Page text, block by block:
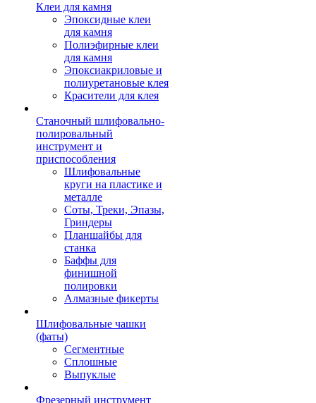
Клеи для камня
Эпоксидные клеи
для камня
Полиэфирные клеи
для камня
Эпоксиакриловые и
полиуретановые клея
Красители для клея
Станочный шлифовально-
полировальный
инструмент и
приспособления
Шлифовальные
круги на пластике и
металле
Соты, Треки, Эпазы,
Гриндеры
Планшайбы для
станка
Баффы для
финишной
полировки
Алмазные фикерты
Шлифовальные чашки
(фаты)
Сегментные
Сплошные
Выпуклые
Фрезерный инструмент